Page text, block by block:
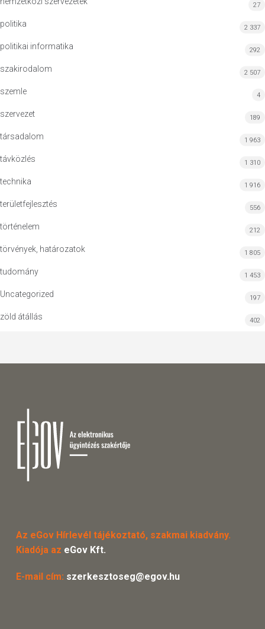
27
politika 2 337
politikai informatika 292
szakirodalom 2 507
szemle 4
szervezet 189
társadalom 1 963
távközlés 1 310
technika 1 916
területfejlesztés 556
történelem 212
törvények, határozatok 1 805
tudomány 1 453
Uncategorized 197
zöld átállás 402
Az eGov Hírlevél tájékoztató, szakmai kiadvány.
Kiadója az eGov Kft.
E-mail cím: szerkesztoseg@egov.hu